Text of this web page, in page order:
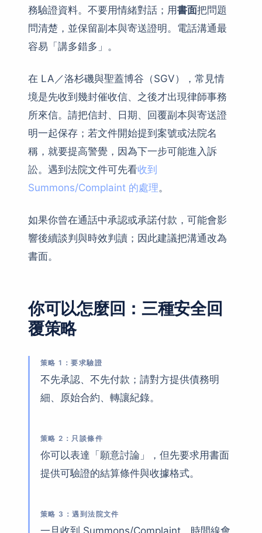
務驗證資料。不要用情緒對話；用書面把問題
問清楚，並保留副本與寄送證明。電話溝通最
容易「講多錯多」。
在 LA／洛杉磯與聖蓋博谷（SGV），常見情
境是先收到幾封催收信、之後才出現律師事務
所來信。請把信封、日期、回覆副本與寄送證
明一起保存；若文件開始提到案號或法院名
稱，就要提高警覺，因為下一步可能進入訴
訟。遇到法院文件可先看收到
Summons/Complaint 的處理。
如果你曾在通話中承認或承諾付款，可能會影
響後續談判與時效判讀；因此建議把溝通改為
書面。
你可以怎麼回：三種安全回
覆策略
策略 1：要求驗證
不先承認、不先付款；請對方提供債務明
細、原始合約、轉讓紀錄。
策略 2：只談條件
你可以表達「願意討論」，但先要求用書面
提供可驗證的結算條件與收據格式。
策略 3：遇到法院文件
一旦收到 Summons/Complaint，時間線會